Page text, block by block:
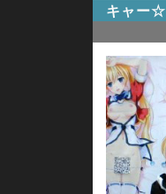
キャー☆